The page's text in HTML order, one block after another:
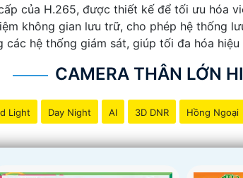
của H.265, được thiết kế để tối ưu hóa
không gian lưu trữ, cho phép hệ thống
hệ thống giám sát, giúp tối đa hóa
CAMERA THÂN LỚN
Light Day Night AI 3D DNR Hồng Ngoại